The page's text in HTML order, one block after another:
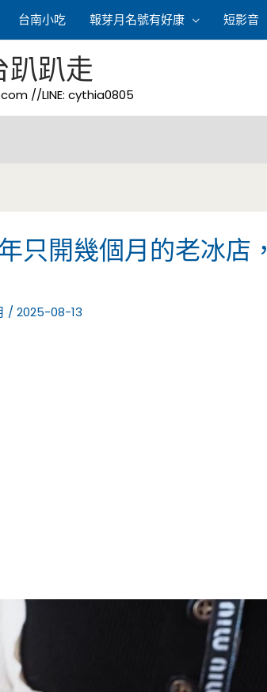
台南小吃 報芽月名號有好康 短影音
趴趴走
//LINE: cythia0805
只開幾個月的老冰店，
/ 2025-08-13